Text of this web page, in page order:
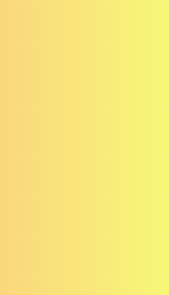
trong học
với xã hội, với
quá trình
nghề phải
chữa bệnh
khi bệnh trạng
chưa đến mức
còn có thể
tuyệt đối